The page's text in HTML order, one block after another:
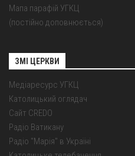
Мапа парафій УГКЦ
(постійно доповнюється)
ЗМІ ЦЕРКВИ
Медіаресурс УГКЦ
Католицький оглядач
Сайт CREDO
Радіо Ватикану
Радіо "Марія" в Україні